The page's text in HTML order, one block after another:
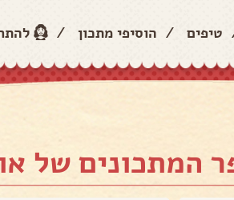
טיפים / הוסיפי מתכון /
המתכונים של